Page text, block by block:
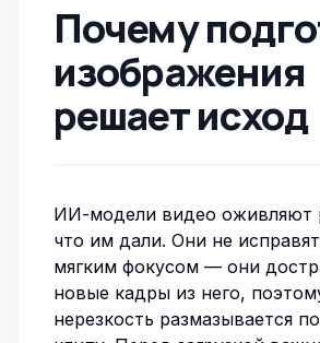
Почему
изображения
решает исход
ИИ-модели видео оживляют
что им дали. Они не
мягким фокусом — они
новые кадры из него,
нерезкость размазывается